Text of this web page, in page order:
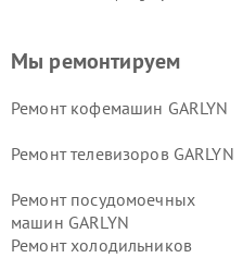
Мы ремонтируем
Ремонт кофемашин GARLYN
Ремонт телевизоров GARLYN
Ремонт посудомоечных
машин GARLYN
Ремонт холодильников